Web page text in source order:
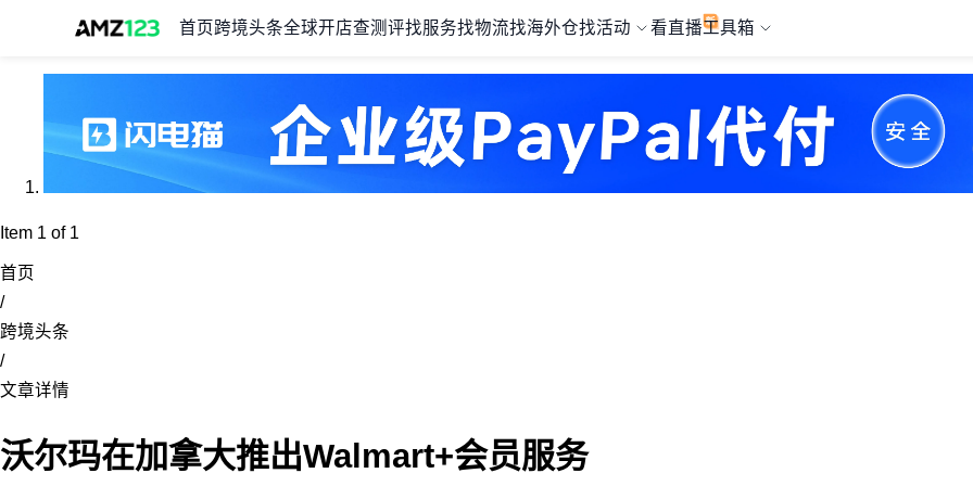
首页 跨境头条全球开店查测评找服务找物流找海外仓找活动 看直播工具箱
Item 1 of 1
首页
/
跨境头条
/
文章详情
沃尔玛在加拿大推出Walmart+会员服务